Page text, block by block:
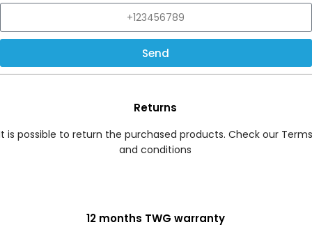
Send
Returns
is possible to return the purchased products. Check our Terms
and conditions
12 months TWG warranty